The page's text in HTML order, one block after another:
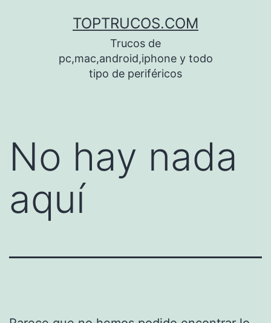
TOPTRUCOS.COM
Trucos de
pc,mac,android,iphone y todo
tipo de periféricos
No hay nada
aquí